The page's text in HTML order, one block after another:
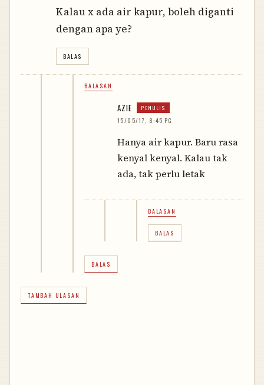
Kalau x ada air kapur, boleh diganti
dengan apa ye?
BALAS
BALASAN
AZIE
15/05/17, 8:45 PG
Hanya air kapur. Baru rasa
kenyal kenyal. Kalau tak
ada, tak perlu letak
BALASAN
BALAS
BALAS
TAMBAH ULASAN